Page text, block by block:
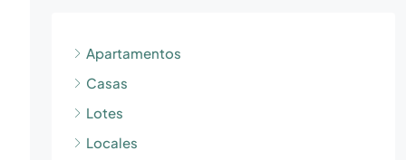
Apartamentos
Casas
Lotes
Locales